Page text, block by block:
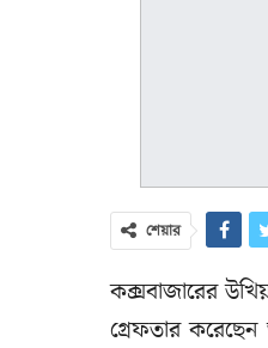
শেয়ার
কক্সবাজারের
গ্রেফতার